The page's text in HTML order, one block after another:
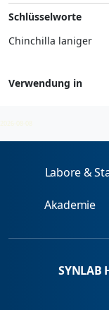
Schlüsselworte
Chinchilla laniger
Verwendung in
2026-08-08
Labore &
Akademie
SYNLAB